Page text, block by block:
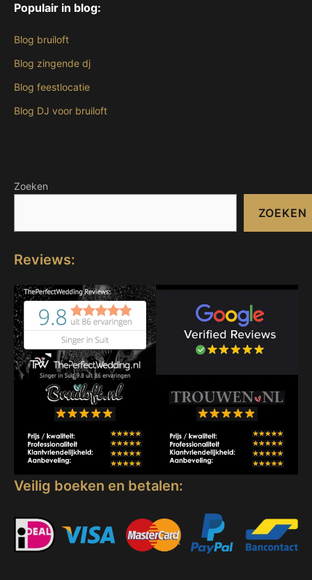
Populair in blog:
Blog bruiloft
Blog zingende dj
Blog feestlocatie
Blog DJ voor bruiloft
Zoeken
ZOEKEN
Reviews:
Veilig boeken en betalen: